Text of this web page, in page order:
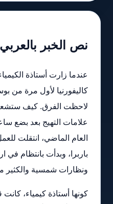
نص الخبر بالعربي
عندما زارت أستاذة
كاليفورنيا لأول مرة من
لاحظت الفرق. كيف ستشعر
علامات التهيج بعد بضع
العام الماضي، انتقلت
باربرا، وبدأت بانتظام في
ونظارات شمسية
كونها أستاذة كيمياء،